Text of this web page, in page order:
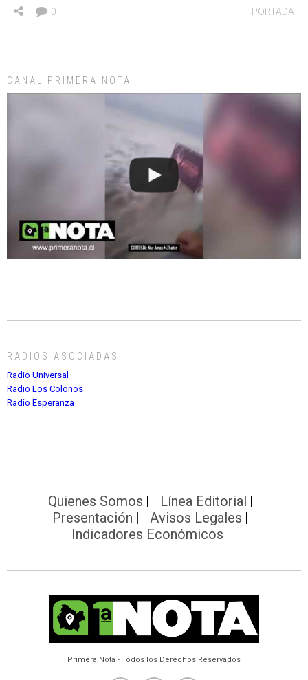
PORTADA
0
CANAL PRIMERA NOTA
RADIOS ASOCIADAS
Radio Universal
Radio Los Colonos
Radio Esperanza
Quienes Somos
Línea Editorial
Presentación
Avisos Legales
Indicadores Económicos
Primera Nota - Todos los Derechos Reservados